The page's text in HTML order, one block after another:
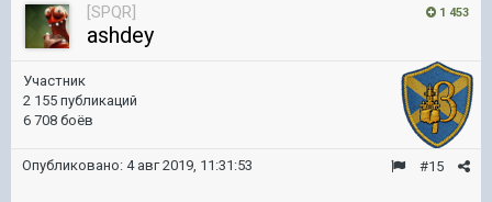
1 453
[SPQR]
ashdey
Участник
2 155 публикаций
6 708 боёв
#15
Опубликовано: 4 авг 2019, 11:31:53